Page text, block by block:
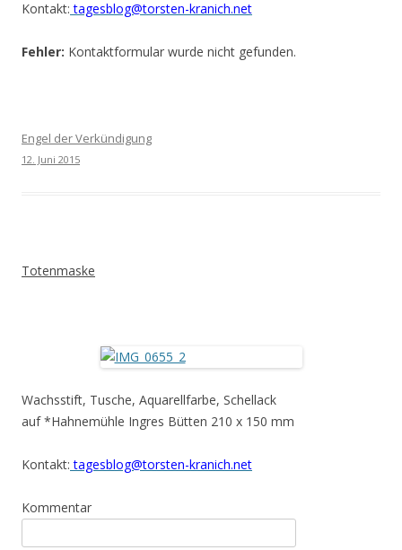
Kontakt: tagesblog@torsten-kranich.net
Fehler: Kontaktformular wurde nicht gefunden.
Engel der Verkündigung
12. Juni 2015
Totenmaske
Wachsstift, Tusche, Aquarellfarbe, Schellack
auf *Hahnemühle Ingres Bütten 210 x 150 mm
Kontakt: tagesblog@torsten-kranich.net
Kommentar